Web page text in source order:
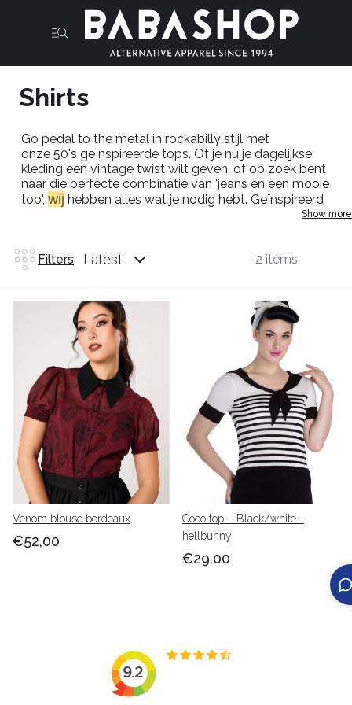
Shirts
Gopedal to the metal in rockabilly stijl met
onze50's geïnspireerde tops. Of je nu je dagelijkse
kleding een vintage twist wilt geven, of op zoek bent
naar die perfecte combinatie van 'jeans en een mooie
top',wij hebben alles wat je nodig hebt. Geïnspireerd
door iconische silhouetten uit de jaren 50, zit onze
geweldig uit in je favoriete jeans met hoge taille,
waardoor je die jaren
gemaakt van top kwaliteit katoen
Show more
Filters Latest 2 items
Venom blouse bordeaux
€52,00
Coco top – Black/white -
hellbunny
€29,00